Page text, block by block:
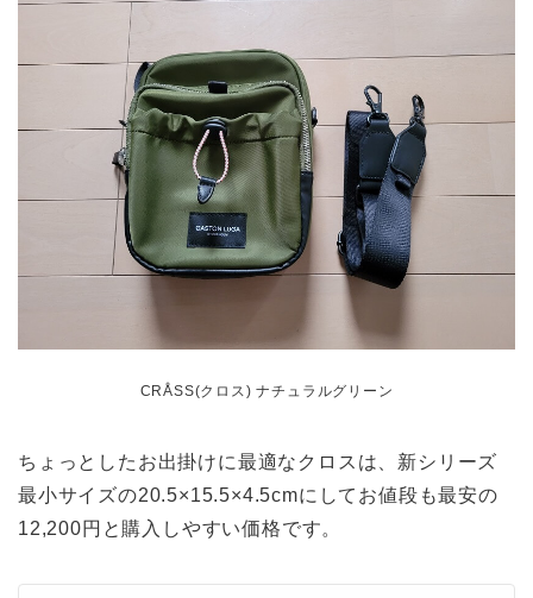
CRÅSS(クロス) ナチュラルグリーン
ちょっとしたお出掛けに最適なクロスは、新シリーズ
最小サイズの20.5×15.5×4.5cmにしてお値段も最安の
12,200円と購入しやすい価格です。